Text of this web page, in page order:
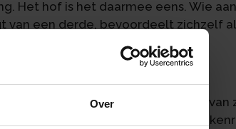
Over
Het hof is het daarmee eens. Wie
van een derde, bevoordeelt zichzelf
en diens bv. Dit geld leent hij van
rechtstreeks van de bv naar de